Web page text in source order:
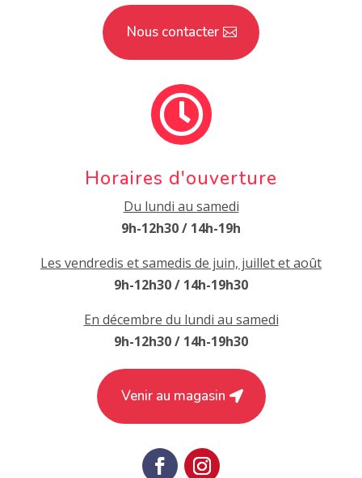
Nous contacter

Horaires d'ouverture
Du lundi au samedi
9h-12h30 / 14h-19h
Les vendredis et samedis de juin, juillet et août
9h-12h30 / 14h-19h30
En décembre du lundi au samedi
9h-12h30 / 14h-19h30
Venir au magasin